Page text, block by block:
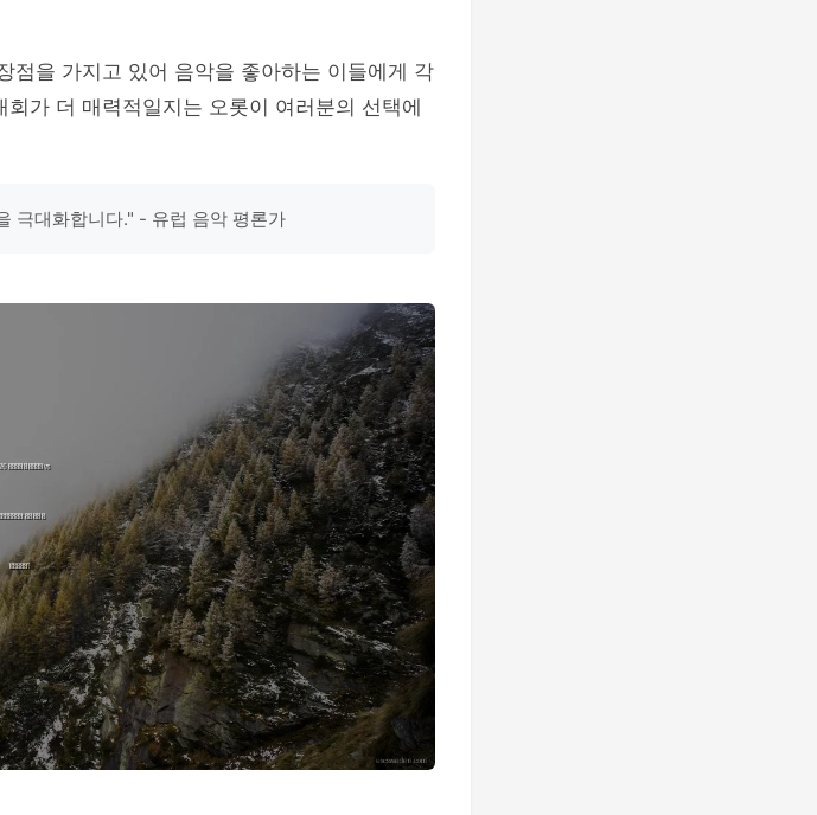
점을 가지고 있어 음악을 좋아하는 이들에게 각
가 더 매력적일지는 오롯이 여러분의 선택에
극대화합니다." - 유럽 음악 평론가